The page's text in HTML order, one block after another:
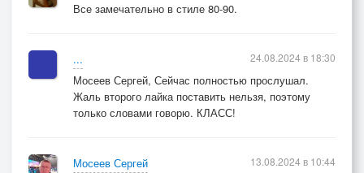
Все замечательно в стиле 80-90.
...
Мосеев Сергей, Сейчас полностью прослушал.
Жаль второго лайка поставить нельзя, поэтому
только словами говорю. КЛАСС!
24.08.2024 в 18:30
Мосеев Сергей
13.08.2024 в 10:44